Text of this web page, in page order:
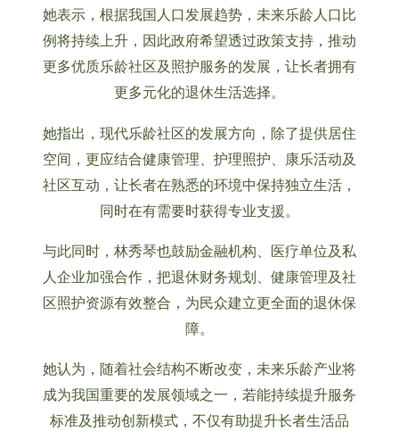
她表示，根据我国人口发展趋势，未来乐龄人口比
例将持续上升，因此政府希望透过政策支持，推动
更多优质乐龄社区及照护服务的发展，让长者拥有
更多元化的退休生活选择。
她指出，现代乐龄社区的发展方向，除了提供居住
空间，更应结合健康管理、护理照护、康乐活动及
社区互动，让长者在熟悉的环境中保持独立生活，
同时在有需要时获得专业支援。
与此同时，林秀琴也鼓励金融机构、医疗单位及私
人企业加强合作，把退休财务规划、健康管理及社
区照护资源有效整合，为民众建立更全面的退休保
障。
她认为，随着社会结构不断改变，未来乐龄产业将
成为我国重要的发展领域之一，若能持续提升服务
标准及推动创新模式，不仅有助提升长者生活品